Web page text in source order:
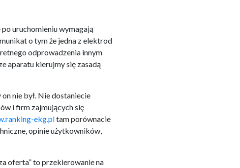
uruchomieniu wymagają
o tym że jedna z elektrod
odprowadzenia innym
aparatu kierujmy się zasadą
nie był. Nie dostaniecie
i firm zajmujących się
ekg.pltam porównacie
opinie użytkowników,
oferta” to przekierowanie na